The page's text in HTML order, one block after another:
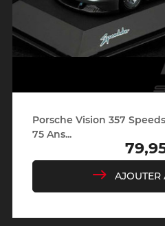
Porsche Vision 357
75 Ans...
AJOUTER